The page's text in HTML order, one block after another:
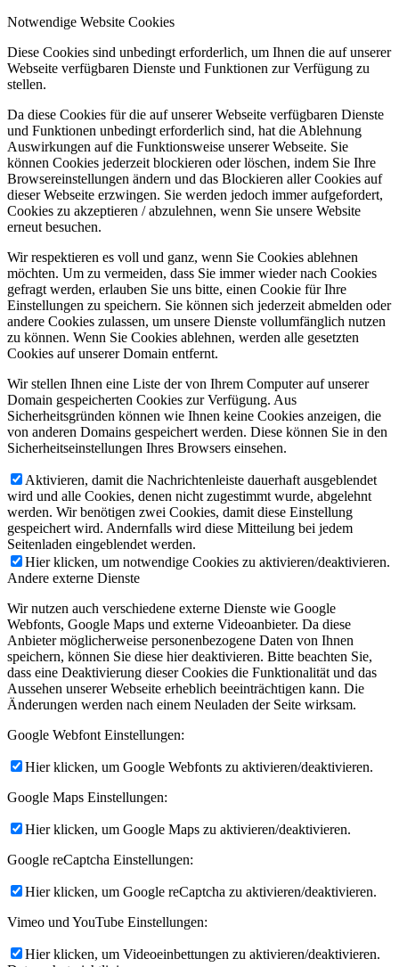
Notwendige Website Cookies
Diese Cookies sind unbedingt erforderlich, um Ihnen die auf unserer
Webseite verfügbaren Dienste und Funktionen zur Verfügung zu
stellen.
Da diese Cookies für die auf unserer Webseite verfügbaren Dienste
und Funktionen unbedingt erforderlich sind, hat die Ablehnung
Auswirkungen auf die Funktionsweise unserer Webseite. Sie
können Cookies jederzeit blockieren oder löschen, indem Sie Ihre
Browsereinstellungen ändern und das Blockieren aller Cookies auf
dieser Webseite erzwingen. Sie werden jedoch immer aufgefordert,
Cookies zu akzeptieren / abzulehnen, wenn Sie unsere Website
erneut besuchen.
Wir respektieren es voll und ganz, wenn Sie Cookies ablehnen
möchten. Um zu vermeiden, dass Sie immer wieder nach Cookies
gefragt werden, erlauben Sie uns bitte, einen Cookie für Ihre
Einstellungen zu speichern. Sie können sich jederzeit abmelden oder
andere Cookies zulassen, um unsere Dienste vollumfänglich nutzen
zu können. Wenn Sie Cookies ablehnen, werden alle gesetzten
Cookies auf unserer Domain entfernt.
Wir stellen Ihnen eine Liste der von Ihrem Computer auf unserer
Domain gespeicherten Cookies zur Verfügung. Aus
Sicherheitsgründen können wie Ihnen keine Cookies anzeigen, die
von anderen Domains gespeichert werden. Diese können Sie in den
Sicherheitseinstellungen Ihres Browsers einsehen.
Aktivieren, damit die Nachrichtenleiste dauerhaft ausgeblendet
wird und alle Cookies, denen nicht zugestimmt wurde, abgelehnt
werden. Wir benötigen zwei Cookies, damit diese Einstellung
gespeichert wird. Andernfalls wird diese Mitteilung bei jedem
Seitenladen eingeblendet werden.
Hier klicken, um notwendige Cookies zu aktivieren/deaktivieren.
Andere externe Dienste
Wir nutzen auch verschiedene externe Dienste wie Google
Webfonts, Google Maps und externe Videoanbieter. Da diese
Anbieter möglicherweise personenbezogene Daten von Ihnen
speichern, können Sie diese hier deaktivieren. Bitte beachten Sie,
dass eine Deaktivierung dieser Cookies die Funktionalität und das
Aussehen unserer Webseite erheblich beeinträchtigen kann. Die
Änderungen werden nach einem Neuladen der Seite wirksam.
Google Webfont Einstellungen:
Hier klicken, um Google Webfonts zu aktivieren/deaktivieren.
Google Maps Einstellungen:
Hier klicken, um Google Maps zu aktivieren/deaktivieren.
Google reCaptcha Einstellungen:
Hier klicken, um Google reCaptcha zu aktivieren/deaktivieren.
Vimeo und YouTube Einstellungen:
Hier klicken, um Videoeinbettungen zu aktivieren/deaktivieren.